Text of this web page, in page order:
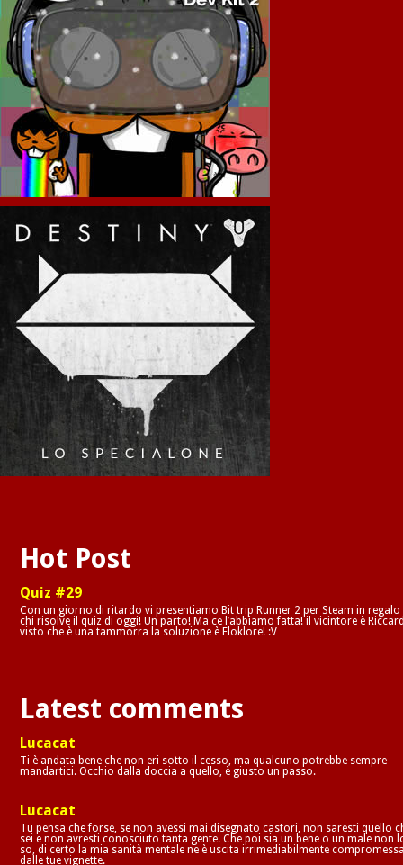
Hot Post
Quiz #29
Con un giorno di ritardo vi presentiamo Bit trip Runner 2 per Steam in regalo
chi risolve il quiz di oggi! Un parto! Ma ce l’abbiamo fatta! il vicintore è
visto che è una tammorra la soluzione è Floklore! :V
Latest comments
Lucacat
Ti è andata bene che non eri sotto il cesso, ma qualcuno potrebbe sempre
mandartici. Occhio dalla doccia a quello, è giusto un passo.
Lucacat
Tu pensa che forse, se non avessi mai disegnato castori, non saresti quello
sei e non avresti conosciuto tanta gente. Che poi sia un bene o un male non
so, di certo la mia sanità mentale ne è uscita irrimediabilmente
dalle tue vignette.